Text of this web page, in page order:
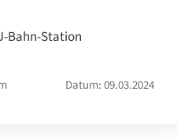
Bahn-Station
Datum: 09.03.2024